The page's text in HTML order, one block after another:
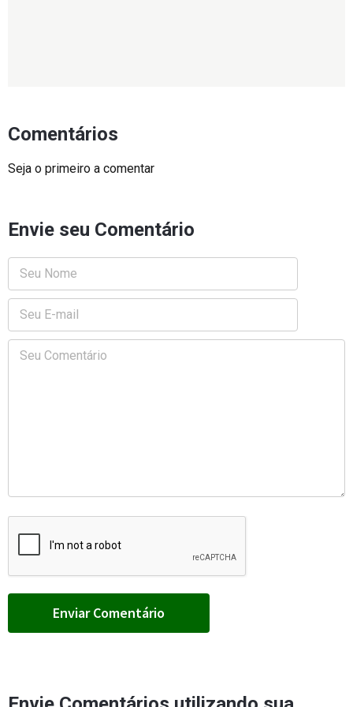
Comentários
Seja o primeiro a comentar
Envie seu Comentário